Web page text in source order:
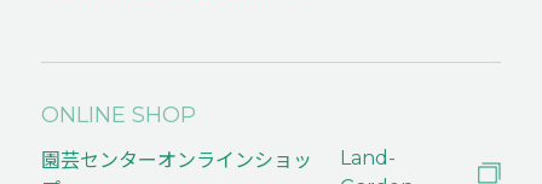
ONLINE SHOP
園芸センターオンラインショッ
Land-